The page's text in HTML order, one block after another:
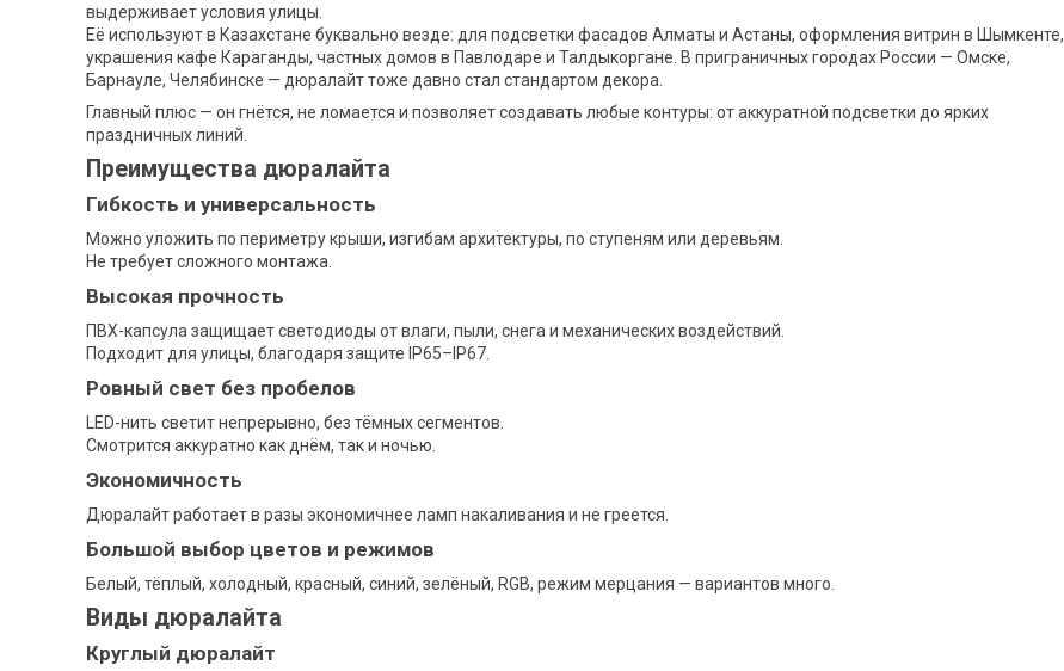
выдерживает условия улицы.
Её используют в Казахстане буквально везде: для подсветки фасадов Алматы и Астаны, оформления витрин в Шымкенте,
украшения кафе Караганды, частных домов в Павлодаре и Талдыкоргане. В приграничных городах России — Омске,
Барнауле, Челябинске — дюралайт тоже давно стал стандартом декора.
Главный плюс — он гнётся, не ломается и позволяет создавать любые контуры: от аккуратной подсветки до ярких
праздничных линий.
Преимущества дюралайта
Гибкость и универсальность
Можно уложить по периметру крыши, изгибам архитектуры, по ступеням или деревьям.
Не требует сложного монтажа.
Высокая прочность
ПВХ-капсула защищает светодиоды от влаги, пыли, снега и механических воздействий.
Подходит для улицы, благодаря защите IP65–IP67.
Ровный свет без пробелов
LED-нить светит непрерывно, без тёмных сегментов.
Смотрится аккуратно как днём, так и ночью.
Экономичность
Дюралайт работает в разы экономичнее ламп накаливания и не греется.
Большой выбор цветов и режимов
Белый, тёплый, холодный, красный, синий, зелёный, RGB, режим мерцания — вариантов много.
Виды дюралайта
Круглый дюралайт